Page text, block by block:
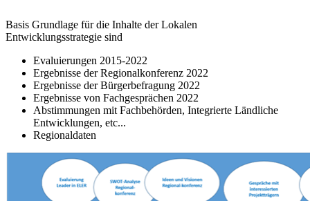
Basis Grundlage für die Inhalte der Lokalen
Entwicklungsstrategie sind
Evaluierungen 2015-2022
Ergebnisse der Regionalkonferenz 2022
Ergebnisse der Bürgerbefragung 2022
Ergebnisse von Fachgesprächen 2022
Abstimmungen mit Fachbehörden, Integrierte Ländliche
Entwicklungen, etc...
Regionaldaten